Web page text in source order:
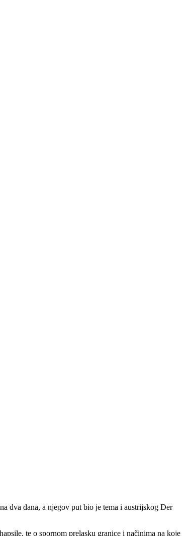
dva dana, a njegov put bio je tema i austrijskog Der
te o spornom prelasku granice i načinima na koje